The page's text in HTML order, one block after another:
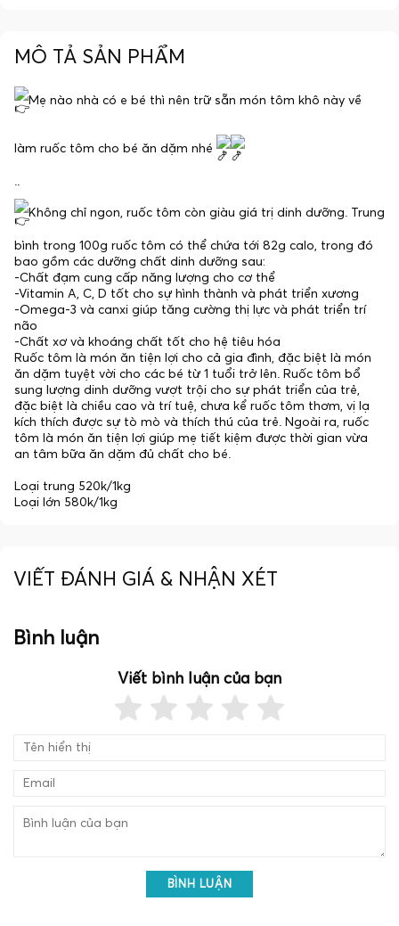
MÔ TẢ SẢN PHẨM
Mẹ nào nhà có e bé thì nên trữ sẵn món tôm khô này về
làm ruốc tôm cho bé ăn dặm nhé
..
Không chỉ ngon, ruốc tôm còn giàu giá trị dinh dưỡng. Trung
bình trong 100g ruốc tôm có thể chứa tới 82g calo, trong đó
bao gồm các dưỡng chất dinh dưỡng sau:
-Chất đạm cung cấp năng lượng cho cơ thể
-Vitamin A, C, D tốt cho sự hình thành và phát triển xương
-Omega-3 và canxi giúp tăng cường thị lực và phát triển trí
não
-Chất xơ và khoáng chất tốt cho hệ tiêu hóa
Ruốc tôm là món ăn tiện lợi cho cả gia đình, đặc biệt là món
ăn dặm tuyệt vời cho các bé từ 1 tuổi trở lên. Ruốc tôm bổ
sung lượng dinh dưỡng vượt trội cho sự phát triển của trẻ,
đặc biệt là chiều cao và trí tuệ, chưa kể ruốc tôm thơm, vị lạ
kích thích được sự tò mò và thích thú của trẻ. Ngoài ra, ruốc
tôm là món ăn tiện lợi giúp mẹ tiết kiệm được thời gian vừa
an tâm bữa ăn dặm đủ chất cho bé.
Loại trung 520k/1kg
Loại lớn 580k/1kg
VIẾT ĐÁNH GIÁ & NHẬN XÉT
Bình luận
Viết bình luận của bạn
BÌNH LUẬN